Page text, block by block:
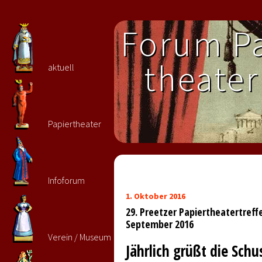
aktuell
Papiertheater
Infoforum
Verein / Museum
Forum
theater
1. Oktober 2016
29. Preetzer
September 2016
Jährlich grüßt die